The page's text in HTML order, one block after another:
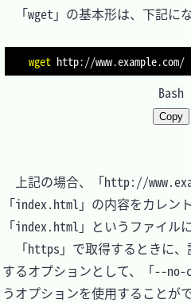
「wget」の基本形は、下記にな
wget http://www.example.com/
Bash
Copy
上記の場合、「http://
「index.html」の内容をカレン
「index.html」というファイル
「https」で取得するときに、
するオプションとして、「--
うオプションを使用することがで